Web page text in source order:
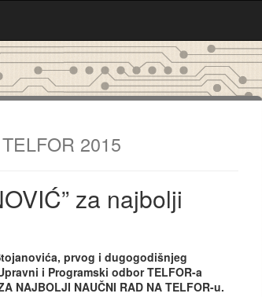
TELFOR 2015
za najbolji
prvog i dugogodišnjeg
i Programski odbor TELFOR-a
NAJBOLJI NAUČNI RAD NA TELFOR-u.